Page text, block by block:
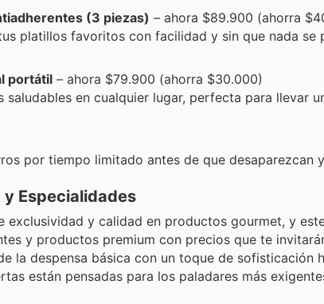
(3 piezas) – ahora $89.900 (ahorra
platillos favoritos con facilidad y sin que nada se
portátil – ahora $79.900 (ahorra $30.000)
saludables en cualquier lugar, perfecta para llevar
por tiempo limitado antes de que desaparezcan
Especialidades
exclusividad y calidad en productos gourmet, y
y productos premium con precios que te
la despensa básica con un toque de sofisticación
están pensadas para los paladares más